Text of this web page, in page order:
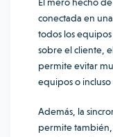
conectada en
todos los
sobre el cliente,
permite evitar
equipos o
Además, la
permite también,